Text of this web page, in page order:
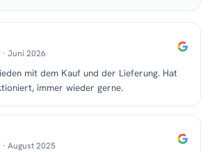
· Juni 2026
mit dem Kauf und der Lieferung. Hat
immer wieder gerne.
· August 2025